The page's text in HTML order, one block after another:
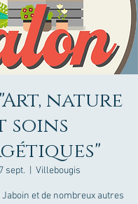
nature
soins
sept.
  |
Villebougis
et de nombreux autres